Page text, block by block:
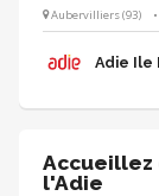
Aubervilliers (93) •
Adie Ile
Accueillez
l'Adie